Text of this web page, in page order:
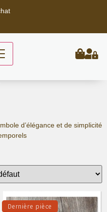
d’élégance et de simplicité
Dernière pièce